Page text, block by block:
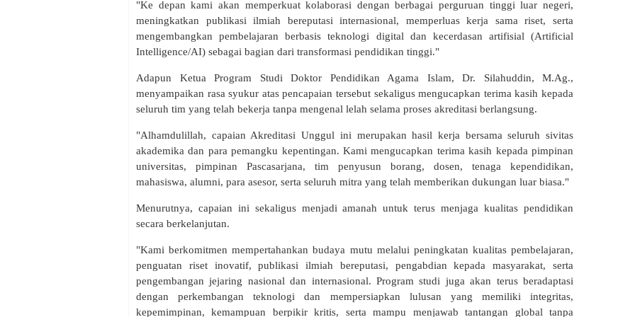
"Ke depan kami akan memperkuat kolaborasi dengan berbagai perguruan tinggi luar negeri,
meningkatkan publikasi ilmiah bereputasi internasional, memperluas kerja sama riset, serta
mengembangkan pembelajaran berbasis teknologi digital dan kecerdasan artifisial (Artificial
Intelligence/AI) sebagai bagian dari transformasi pendidikan tinggi."
Adapun Ketua Program Studi Doktor Pendidikan Agama Islam, Dr. Silahuddin, M.Ag.,
menyampaikan rasa syukur atas pencapaian tersebut sekaligus mengucapkan terima kasih kepada
seluruh tim yang telah bekerja tanpa mengenal lelah selama proses akreditasi berlangsung.
"Alhamdulillah, capaian Akreditasi Unggul ini merupakan hasil kerja bersama seluruh sivitas
akademika dan para pemangku kepentingan. Kami mengucapkan terima kasih kepada pimpinan
universitas, pimpinan Pascasarjana, tim penyusun borang, dosen, tenaga kependidikan,
mahasiswa, alumni, para asesor, serta seluruh mitra yang telah memberikan dukungan luar biasa."
Menurutnya, capaian ini sekaligus menjadi amanah untuk terus menjaga kualitas pendidikan
secara berkelanjutan.
"Kami berkomitmen mempertahankan budaya mutu melalui peningkatan kualitas pembelajaran,
penguatan riset inovatif, publikasi ilmiah bereputasi, pengabdian kepada masyarakat, serta
pengembangan jejaring nasional dan internasional. Program studi juga akan terus beradaptasi
dengan perkembangan teknologi dan mempersiapkan lulusan yang memiliki integritas,
kepemimpinan, kemampuan berpikir kritis, serta mampu menjawab tantangan global tanpa